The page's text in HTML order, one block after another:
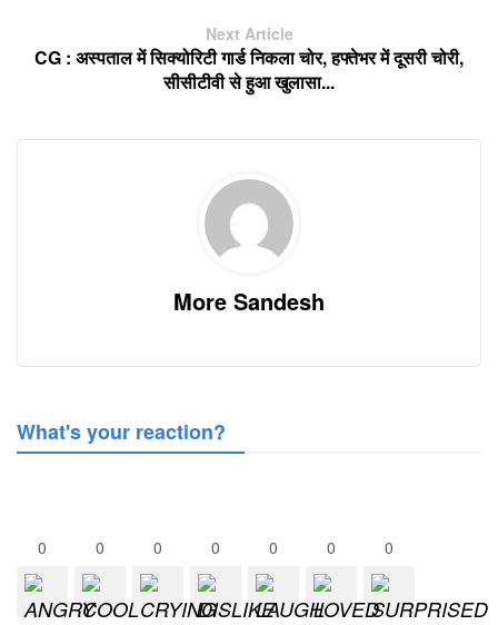
Next Article
CG : अस्पताल में सिक्योरिटी गार्ड निकला चोर, हफ्तेभर में दूसरी चोरी,
सीसीटीवी से हुआ खुलासा...
More Sandesh
What's your reaction?
0 0 0 0 0 0 0